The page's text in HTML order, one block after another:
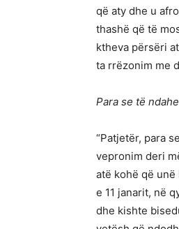
që aty dhe u
thashë që të
ktheva përsëri
ta rrëzonim me
Para se të
“Patjetër, para
vepronim deri
atë kohë që unë
e 11 janarit, në
dhe kishte